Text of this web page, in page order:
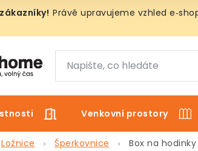
Právě upravujeme vzhled
Venkovní prostory
Ložnice Šperkovnice Box na